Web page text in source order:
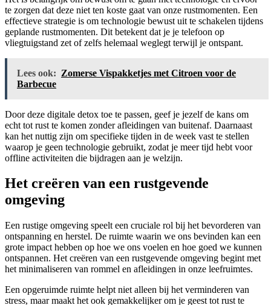
te zorgen dat deze niet ten koste gaat van onze rustmomenten. Een
effectieve strategie is om technologie bewust uit te schakelen tijdens
geplande rustmomenten. Dit betekent dat je je telefoon op
vliegtuigstand zet of zelfs helemaal weglegt terwijl je ontspant.
Lees ook: Zomerse Vispakketjes met Citroen voor de
Barbecue
Door deze digitale detox toe te passen, geef je jezelf de kans om
echt tot rust te komen zonder afleidingen van buitenaf. Daarnaast
kan het nuttig zijn om specifieke tijden in de week vast te stellen
waarop je geen technologie gebruikt, zodat je meer tijd hebt voor
offline activiteiten die bijdragen aan je welzijn.
Het creëren van een rustgevende
omgeving
Een rustige omgeving speelt een cruciale rol bij het bevorderen van
ontspanning en herstel. De ruimte waarin we ons bevinden kan een
grote impact hebben op hoe we ons voelen en hoe goed we kunnen
ontspannen. Het creëren van een rustgevende omgeving begint met
het minimaliseren van rommel en afleidingen in onze leefruimtes.
Een opgeruimde ruimte helpt niet alleen bij het verminderen van
stress, maar maakt het ook gemakkelijker om je geest tot rust te